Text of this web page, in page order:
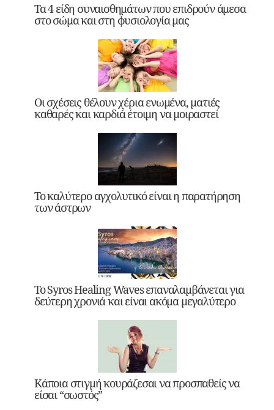
Τα 4 είδη συναισθημάτων που επιδρούν άμεσα
στο σώμα και στη φυσιολογία μας
Οι σχέσεις θέλουν χέρια ενωμένα, ματιές
καθαρές και καρδιά έτοιμη να μοιραστεί
Το καλύτερο αγχολυτικό είναι η παρατήρηση
των άστρων
Το Syros Healing Waves επαναλαμβάνεται για
δεύτερη χρονιά και είναι ακόμα μεγαλύτερο
Κάποια στιγμή κουράζεσαι να προσπαθείς να
είσαι “σωστός”